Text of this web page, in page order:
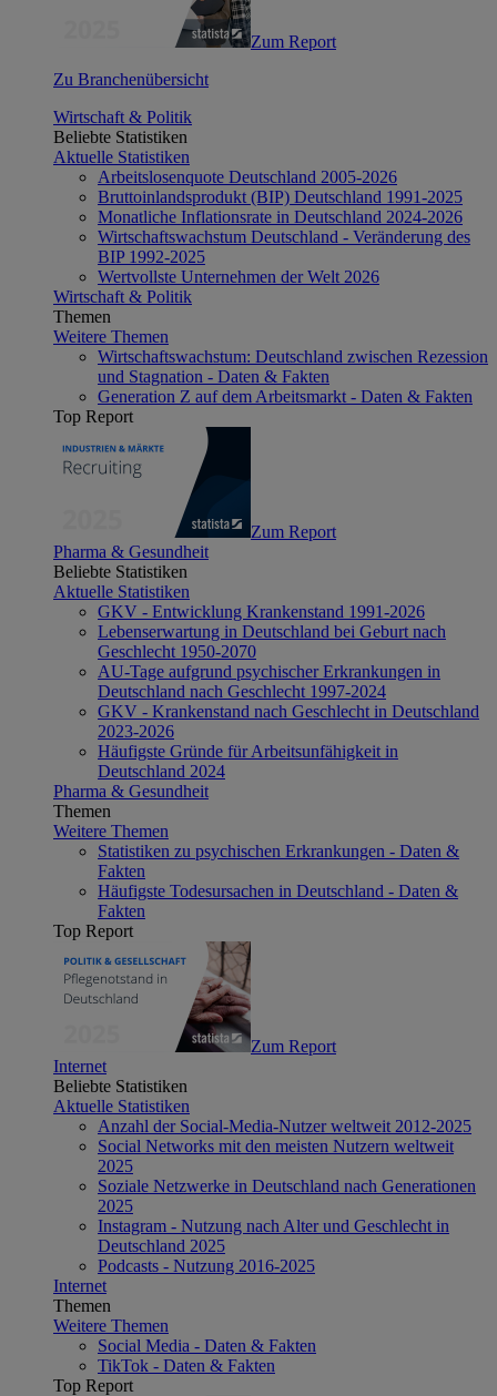
Zum Report
Zu Branchenübersicht
Wirtschaft & Politik
Beliebte Statistiken
Aktuelle Statistiken
Arbeitslosenquote Deutschland 2005-2026
Bruttoinlandsprodukt (BIP) Deutschland 1991-2025
Monatliche Inflationsrate in Deutschland 2024-2026
Wirtschaftswachstum Deutschland - Veränderung des
BIP 1992-2025
Wertvollste Unternehmen der Welt 2026
Wirtschaft & Politik
Themen
Weitere Themen
Wirtschaftswachstum: Deutschland zwischen Rezession
und Stagnation - Daten & Fakten
Generation Z auf dem Arbeitsmarkt - Daten & Fakten
Top Report
Zum Report
Pharma & Gesundheit
Beliebte Statistiken
Aktuelle Statistiken
GKV - Entwicklung Krankenstand 1991-2026
Lebenserwartung in Deutschland bei Geburt nach
Geschlecht 1950-2070
AU-Tage aufgrund psychischer Erkrankungen in
Deutschland nach Geschlecht 1997-2024
GKV - Krankenstand nach Geschlecht in Deutschland
2023-2026
Häufigste Gründe für Arbeitsunfähigkeit in
Deutschland 2024
Pharma & Gesundheit
Themen
Weitere Themen
Statistiken zu psychischen Erkrankungen - Daten &
Fakten
Häufigste Todesursachen in Deutschland - Daten &
Fakten
Top Report
Zum Report
Internet
Beliebte Statistiken
Aktuelle Statistiken
Anzahl der Social-Media-Nutzer weltweit 2012-2025
Social Networks mit den meisten Nutzern weltweit
2025
Soziale Netzwerke in Deutschland nach Generationen
2025
Instagram - Nutzung nach Alter und Geschlecht in
Deutschland 2025
Podcasts - Nutzung 2016-2025
Internet
Themen
Weitere Themen
Social Media - Daten & Fakten
TikTok - Daten & Fakten
Top Report